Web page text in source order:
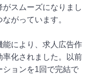
スムーズになりまし
がっています。
能により、求人広告作
率化されました。以前
ションを1回で完結で